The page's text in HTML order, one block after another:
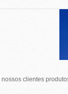
nossos clientes